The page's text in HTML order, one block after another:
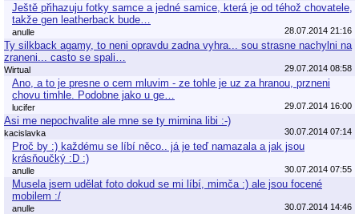
Ještě přihazuju fotky samce a jedné samice, která je od téhož chovatele,
takže gen leatherback bude…
anulle 28.07.2014 21:16
Ty silkback agamy, to neni opravdu zadna vyhra... sou strasne nachylni na
zraneni... casto se spali…
Wirtual 29.07.2014 08:58
Ano, a to je presne o cem mluvim - ze tohle je uz za hranou, przneni
chovu timhle. Podobne jako u ge…
lucifer 29.07.2014 16:00
Asi me nepochvalite ale mne se ty mimina libi :-)
kacislavka 30.07.2014 07:14
Proč by :) každému se líbí něco.. já je teď namazala a jak jsou
krásňoučký :D :)
anulle 30.07.2014 07:55
Musela jsem udělat foto dokud se mi líbí, mimča :) ale jsou focené
mobilem :/
anulle 30.07.2014 14:46